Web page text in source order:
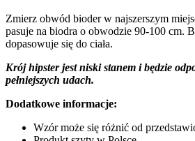
Zmierz obwód bioder w najszerszym
pasuje na biodra o obwodzie 90-100 cm.
dopasowuje się do ciała.
Krój hipster jest niski stanem i będzie
pełniejszych udach.
Dodatkowe informacje:
Wzór może się różnić od